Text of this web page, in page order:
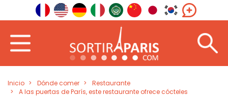
Inicio Dónde comer
Restaurante
A las puertas de París, este restaurante ofrece cócteles